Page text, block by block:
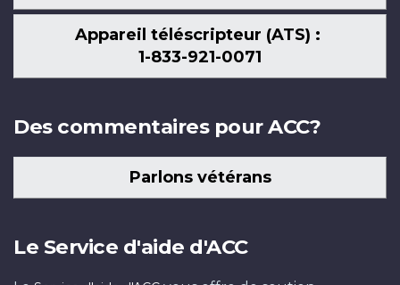
Appareil téléscripteur (ATS) :
1-833-921-0071
Des commentaires pour ACC?
Parlons vétérans
Le Service d'aide d'ACC